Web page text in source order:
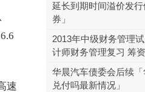
速
延长到期时间溢价发
券」
2013年中级财务管理
计师财务管理复习 筹
华晨汽车债委会后续
兑付吗最新情况」